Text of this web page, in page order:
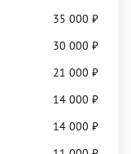
35 000 ₽
30 000 ₽
21 000 ₽
14 000 ₽
14 000 ₽